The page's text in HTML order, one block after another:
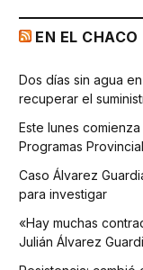
EN EL CHACO
Dos días sin agua
recuperar el
Este lunes
Programas
Caso Álvarez
para investigar
«Hay muchas
Julián Álvarez